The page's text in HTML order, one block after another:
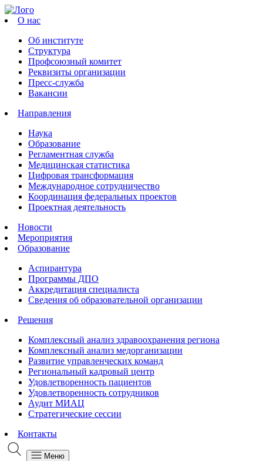
О нас
Об институте
Структура
Профсоюзный комитет
Реквизиты организации
Пресс-служба
Вакансии
Направления
Наука
Образование
Регламентная служба
Медицинская статистика
Цифровая трансформация
Международное сотрудничество
Координация федеральных проектов
Проектная деятельность
Новости
Мероприятия
Образование
Аспирантура
Программы ДПО
Аккредитация специалиста
Сведения об образовательной организации
Решения
Комплексный анализ здравоохранения региона
Комплексный анализ медорганизации
Развитие управленческих команд
Региональный кадровый центр
Удовлетворенность пациентов
Удовлетворенность сотрудников
Аудит МИАЦ
Стратегические сессии
Контакты
Меню